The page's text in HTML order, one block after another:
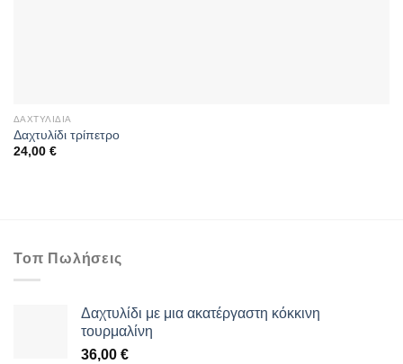
ΔΑΧΤΥΛΊΔΙΑ
Δαχτυλίδι τρίπετρο
24,00 €
Τοπ Πωλήσεις
Δαχτυλίδι με μια ακατέργαστη κόκκινη
τουρμαλίνη
36,00 €